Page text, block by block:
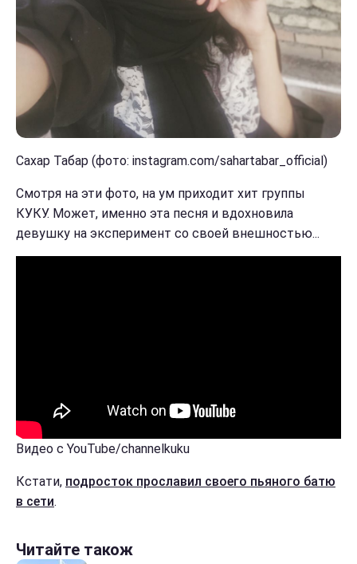
Сахар Табар (фото: instagram.com/sahartabar_official)
Смотря на эти фото, на ум приходит хит группы
КУКУ. Может, именно эта песня и вдохновила
девушку на эксперимент со своей внешностью...
Видео с YouTube/channelkuku
Кстати, подросток прославил своего пьяного батю
в сети.
Читайте також